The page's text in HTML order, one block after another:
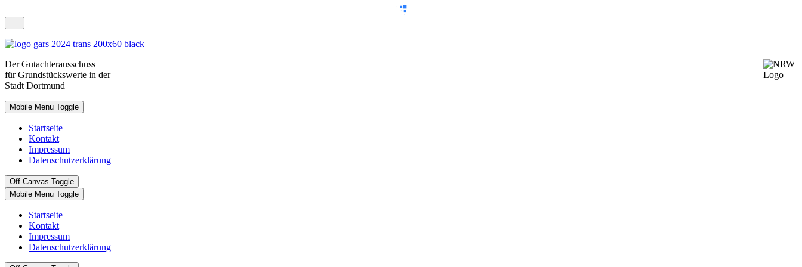
DerGutachterausschuss
für Grundstückswerte in der
Stadt Dortmund
Mobile Menu Toggle
Startseite
Kontakt
Impressum
Datenschutzerklärung
Off-Canvas Toggle
Mobile Menu Toggle
Startseite
Kontakt
Impressum
Datenschutzerklärung